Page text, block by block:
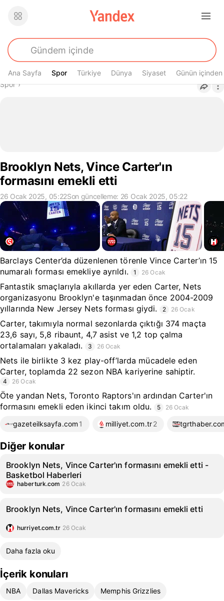
Ana Sayfa Spor
Spor Türkiye Dünya Siyaset Günün içinden
Buradasın
Spor›
Brooklyn Nets, Vince Carter'ın
formasını emekli etti
26 Ocak 2025, 05:22Son güncelleme: 26 Ocak 2025, 05:22
Barclays Center’da düzenlenen törenle Vince Carter’ın 15
numaralı forması emekliye ayrıldı.
1 26 Ocak
Fantastik smaçlarıyla akıllarda yer eden Carter, Nets
organizasyonu Brooklyn'e taşınmadan önce 2004-2009
yıllarında New Jersey Nets forması giydi.
2 26 Ocak
Carter, takımıyla normal sezonlarda çıktığı 374 maçta
23,6 sayı, 5,8 ribaunt, 4,7 asist ve 1,2 top çalma
ortalamaları yakaladı.
3 26 Ocak
Nets ile birlikte 3 kez play-off’larda mücadele eden
Carter, toplamda 22 sezon NBA kariyerine sahiptir.
4 26 Ocak
Öte yandan Nets, Toronto Raptors'ın ardından Carter'ın
formasını emekli eden ikinci takım oldu.
5 26 Ocak
gazeteilksayfa.com 1 milliyet.com.tr2
Diğer konular
Brooklyn Nets, Vince Carter'ın formasını emekli etti -
Basketbol Haberleri
haberturk.com 26 Ocak
Brooklyn Nets, Vince Carter'ın formasını emekli etti
hurriyet.com.tr 26 Ocak
Daha fazla oku
İçerik konuları
NBA Dallas Mavericks Memphis Grizzlies